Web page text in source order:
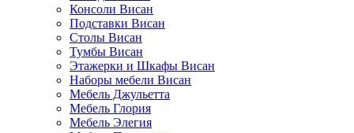
Консоли Висан
Подставки Висан
Столы Висан
Тумбы Висан
Этажерки и Шкафы Висан
Наборы мебели Висан
Мебель Джульетта
Мебель Глория
Мебель Элегия